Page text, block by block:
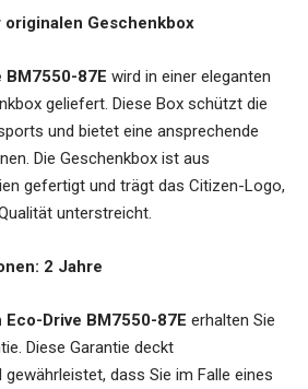
Geschenkbox
BM7550-87E wird in einer eleganten
geliefert. Diese Box schützt die
und bietet eine ansprechende
Die Geschenkbox ist aus
gefertigt und trägt das Citizen-Logo,
unterstreicht.
2 Jahre
Eco-Drive BM7550-87E erhalten Sie
Diese Garantie deckt
dass Sie im Falle eines